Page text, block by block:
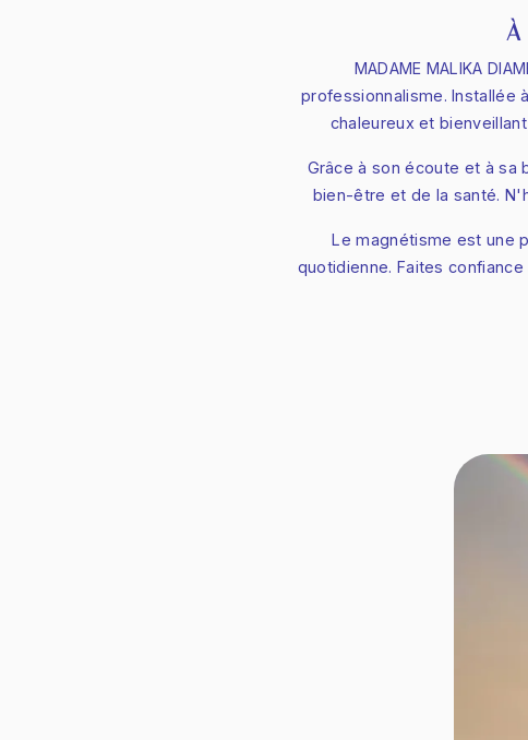
À
MADAME MALIKA
professionnalisme. Installée
chaleureux et
Grâce à son écoute et à sa
bien-être et de la santé.
Le magnétisme est une
quotidienne. Faites confiance